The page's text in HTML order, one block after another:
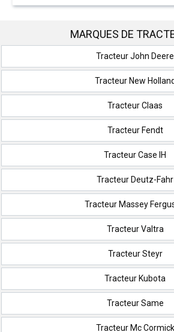
MARQUES DE
Tracteur John Deere
Tracteur New Holland
Tracteur Claas
Tracteur Fendt
Tracteur Case IH
Tracteur Deutz-Fahr
Tracteur Massey
Tracteur Valtra
Tracteur Steyr
Tracteur Kubota
Tracteur Same
Tracteur Mc Cormick